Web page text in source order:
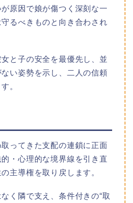
原因で娘が傷つく深刻な一
るべきものと向き合わされ
と子の安全を最優先し、並
い姿勢を示し、二人の信頼
。​
ってきた支配の連鎖に正面
・心理的な境界線を引き直
主導権を取り戻します。
く隣で支え、条件付きの“取